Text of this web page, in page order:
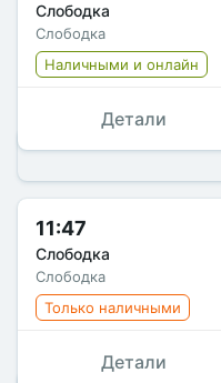
Слободка
Слободка
Наличными и онлайн
Детали
11:47
Слободка
Слободка
Только наличными
Детали